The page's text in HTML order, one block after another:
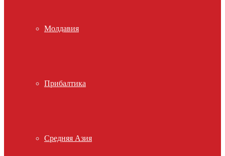
Молдавия
Прибалтика
Средняя Азия